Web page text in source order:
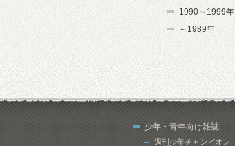
1990～1999年
～1989年
少年・青年向け雑誌
週刊少年チャンピオン